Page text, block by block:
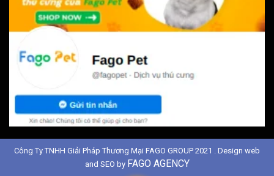
Công Ty TNHH Giải Pháp Thương Mại FAGO GROUP 2021 . Design web
and SEO by FAGO AGENCY